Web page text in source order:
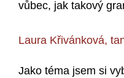
vůbec, jak takový
Laura Křivánková,
Jako téma jsem si